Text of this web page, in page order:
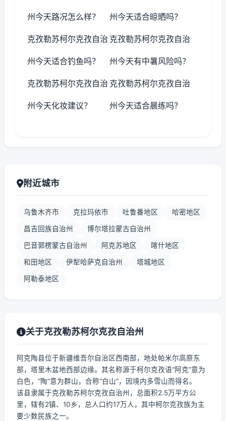
州今天路况怎么样？ 州今天适合晾晒吗？
克孜勒苏柯尔克孜自治
州今天适合钓鱼吗？
克孜勒苏柯尔克孜自治
州今天有中暑风险吗？
克孜勒苏柯尔克孜自治
州今天化妆建议？
克孜勒苏柯尔克孜自治
州今天适合晨练吗？
附近城市
乌鲁木齐市 克拉玛依市 吐鲁番地区 哈密地区
昌吉回族自治州 博尔塔拉蒙古自治州
巴音郭楞蒙古自治州 阿克苏地区 喀什地区
和田地区 伊犁哈萨克自治州 塔城地区
阿勒泰地区
关于克孜勒苏柯尔克孜自治州
阿克陶县位于新疆维吾尔自治区西南部，地处帕米尔高原东
部，塔里木盆地西部边缘。其名称源于柯尔克孜语“阿克”意为
白色，“陶”意为群山，合称“白山”，因境内多雪山而得名。
该县隶属于克孜勒苏柯尔克孜自治州，总面积2.5万平方公
里，辖有2镇、10乡，总人口约17万人，其中柯尔克孜族为主
要少数民族之一。